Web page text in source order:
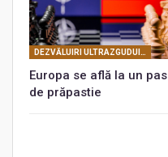
DEZVĂLUIRI ULTRAZGUDUITOARE REFERITOARE LA PLANURILE FRANCMASONERIEI MONDIALE
Europa se află la un pas
de prăpastie